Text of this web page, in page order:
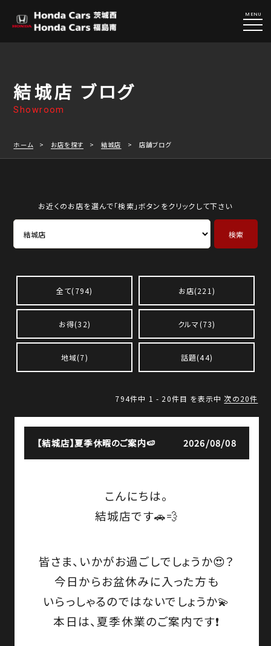
MENU
Showroom
結城店 ブログ
ホーム お店を探す 結城店 店舗ブログ
お近くのお店を選んで「検索」ボタンをクリックして下さい
全て(794) お店(221)
お得(32) クルマ(73)
地域(7) 話題(44)
794件中 1 - 20件目 を表示中次の20件
【結城店】夏季休暇のご案内🍉 2026/08/08
こんにちは。
結城店です🚗💨
皆さま、いかがお過ごしでしょうか😍？
今日からお盆休みに入った方も
いらっしゃるのではないでしょうか💫
本日は、 夏季休業のご案内です❗